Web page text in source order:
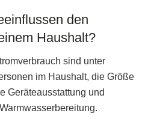
den
Haushalt?
sind unter
im Haushalt, die Größe
Geräteausstattung und